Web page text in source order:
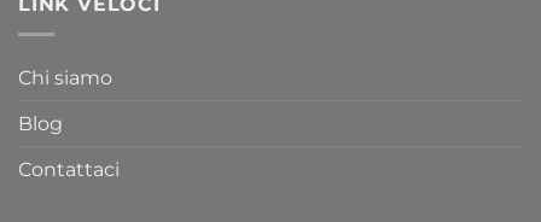
Chi siamo
Blog
Contattaci